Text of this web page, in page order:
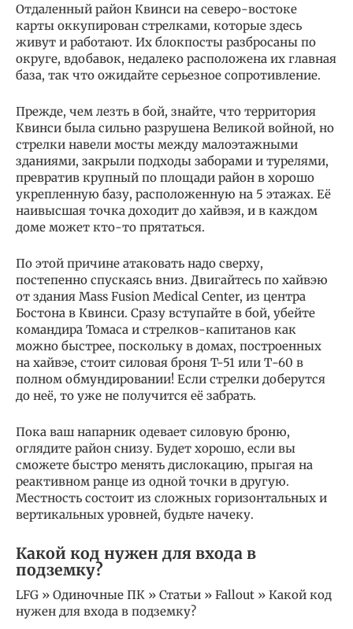
Отдаленный район Квинси на северо-востоке
карты оккупирован стрелками, которые здесь
живут и работают. Их блокпосты разбросаны по
округе, вдобавок, недалеко расположена их главная
база, так что ожидайте серьезное сопротивление.
Прежде, чем лезть в бой, знайте, что территория
Квинси была сильно разрушена Великой войной, но
стрелки навели мосты между малоэтажными
зданиями, закрыли подходы заборами и турелями,
превратив крупный по площади район в хорошо
укрепленную базу, расположенную на 5 этажах. Её
наивысшая точка доходит до хайвэя, и в каждом
доме может кто-то прятаться.
По этой причине атаковать надо сверху,
постепенно спускаясь вниз. Двигайтесь по хайвэю
от здания Mass Fusion Medical Center, из центра
Бостона в Квинси. Сразу вступайте в бой, убейте
командира Томаса и стрелков-капитанов как
можно быстрее, поскольку в домах, построенных
на хайвэе, стоит силовая броня T-51 или Т-60 в
полном обмундировании! Если стрелки доберутся
до неё, то уже не получится её забрать.
Пока ваш напарник одевает силовую броню,
оглядите район снизу. Будет хорошо, если вы
сможете быстро менять дислокацию, прыгая на
реактивном ранце из одной точки в другую.
Местность состоит из сложных горизонтальных и
вертикальных уровней, будьте начеку.
Какой код нужен для входа в
подземку?
LFG » Одиночные ПК » Статьи » Fallout » Какой код
нужен для входа в подземку?